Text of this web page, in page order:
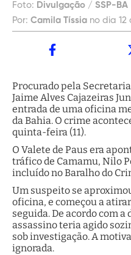
Foto: Divulgação / SSP-BA
Por: Camila Tíssia no dia 12
Procurado pela
Jaime Alves Cajazeiras
entrada de uma oficina
da Bahia. O crime
quinta-feira (11).
O Valete de Paus era
tráfico de Camamu, Nilo
incluído no Baralho do
Um suspeito se
oficina, e começou a
seguida. De acordo com a
assassino teria agido
sob investigação. A
ignorada.